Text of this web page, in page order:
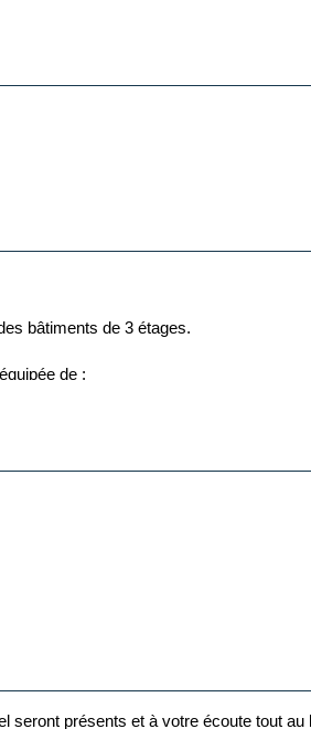
donc des conditions et de la
bâtiments de 3 étages.
de :
de nuit : 150euros/consultation)
présents et à votre écoute tout au